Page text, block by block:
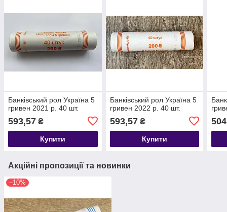
Банківський рол Україна 5
гривен 2021 р. 40 шт.
593,57 ₴
Купити
Банківський рол Україна 5
гривен 2022 р. 40 шт.
593,57₴
Купити
Акційні пропозиції та новинки
–10%